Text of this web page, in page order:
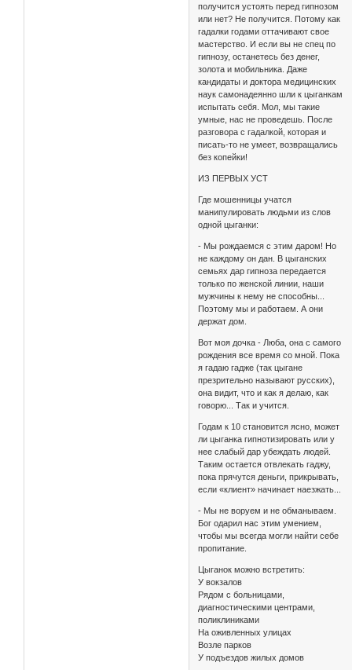
получится устоять перед гипнозом
или нет? Не получится. Потому как
гадалки годами оттачивают свое
мастерство. И если вы не спец по
гипнозу, останетесь без денег,
золота и мобильника. Даже
кандидаты и доктора медицинских
наук самонадеянно шли к цыганкам
испытать себя. Мол, мы такие
умные, нас не проведешь. После
разговора с гадалкой, которая и
писать-то не умеет, возвращались
без копейки!
ИЗ ПЕРВЫХ УСТ
Где мошенницы учатся
манипулировать людьми из слов
одной цыганки:
- Мы рождаемся с этим даром! Но
не каждому он дан. В цыганских
семьях дар гипноза передается
только по женской линии, наши
мужчины к нему не способны...
Поэтому мы и работаем. А они
держат дом.
Вот моя дочка - Люба, она с самого
рождения все время со мной. Пока
я гадаю гадже (так цыгане
презрительно называют русских),
она видит, что и как я делаю, как
говорю... Так и учится.
Годам к 10 становится ясно, может
ли цыганка гипнотизировать или у
нее слабый дар убеждать людей.
Таким остается отвлекать гаджу,
пока прячутся деньги, прикрывать,
если «клиент» начинает наезжать...
- Мы не воруем и не обманываем.
Бог одарил нас этим умением,
чтобы мы всегда могли найти себе
пропитание.
Цыганок можно встретить:
У вокзалов
Рядом с больницами,
диагностическими центрами,
поликлиниками
На оживленных улицах
Возле парков
У подъездов жилых домов